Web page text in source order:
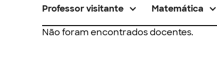
Professor visitante Matemática
Não foram encontrados docentes.